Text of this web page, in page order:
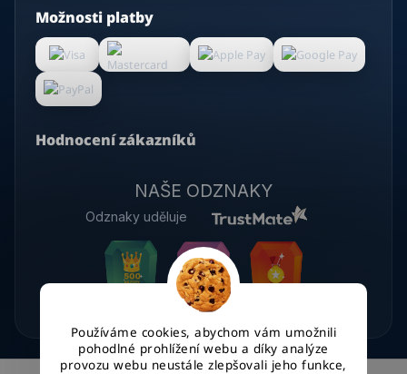
Používáme cookies, abychom vám umožnili
pohodlné prohlížení webu a díky analýze
provozu webu neustále zlepšovali jeho funkce,
Možnosti platby
Hodnocení zákazníků
NAŠE ODZNAKY
Odznaky uděluje